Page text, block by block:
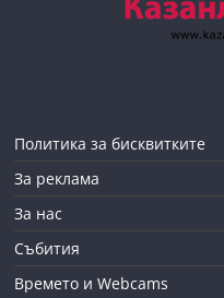
Политика за бисквитките
За реклама
За нас
Събития
Времето и Webcams